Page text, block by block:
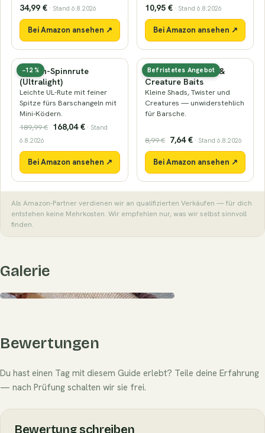
34,99 € · Stand 6.8.2026
Bei Amazon ansehen ↗
10,95 € · Stand 6.8.2026
Bei Amazon ansehen ↗
−12 %
Barsch-Spinnrute
(Ultralight)
Leichte UL-Rute mit feiner
Spitze fürs Barschangeln mit
Mini-Ködern.
189,99 € 168,04 € · Stand
6.8.2026
Bei Amazon ansehen ↗
Befristetes Angebot
Mini-Gummiköder &
Creature Baits
Kleine Shads, Twister und
Creatures — unwiderstehlich
für Barsche.
8,99 € 7,64 € · Stand 6.8.2026
Bei Amazon ansehen ↗
Als Amazon-Partner verdienen wir an qualifizierten Verkäufen — für dich
entstehen keine Mehrkosten. Wir empfehlen nur, was wir selbst sinnvoll
finden.
Galerie
Bewertungen
Du hast einen Tag mit diesem Guide erlebt? Teile deine Erfahrung
— nach Prüfung schalten wir sie frei.
Bewertung schreiben